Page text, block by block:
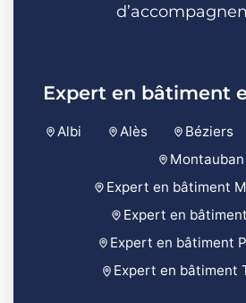
Expert en bâtiment
Albi Alès Béziers
Montauban
Expert en bâtiment
Expert en
Expert en bâtiment
Expert en bâtiment